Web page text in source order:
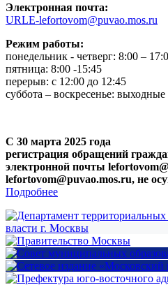
Электронная почта:
URLE-lefortovom@puvao.mos.ru
Режим работы:
понедельник - четверг: 8:00 –
пятница: 8:00 -15:45
перерыв: с 12:00 до 12:45
суббота – воскресенье:
С 30 марта 2025 года
регистрация обращений
электронной почты
lefortovom@puvao.mos.ru, не
Подробнее